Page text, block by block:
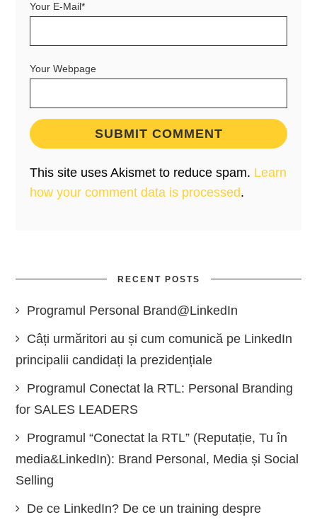
Your E-Mail*
Your Webpage
This site uses Akismet to reduce spam. Learn
how your comment data is processed.
RECENT POSTS
Programul Personal Brand@LinkedIn
Câți urmăritori au și cum comunică pe LinkedIn
principalii candidați la prezidențiale
Programul Conectat la RTL: Personal Branding
for SALES LEADERS
Programul “Conectat la RTL” (Reputație, Tu în
media&LinkedIn): Brand Personal, Media și Social
Selling
De ce LinkedIn? De ce un training despre